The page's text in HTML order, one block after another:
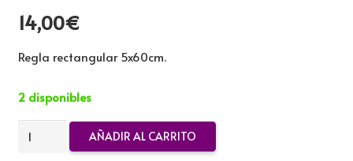
14,00€
Regla rectangular 5x60cm.
2 disponibles
REGLA
RECTANGULAR
AÑADIR AL CARRITO